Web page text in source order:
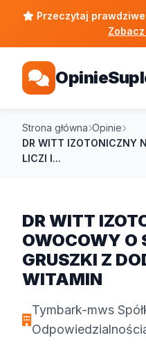
Przeczytaj
Strona główna Opinie
DR WITT IZOTONICZNY
LICZI I...
DR WITT
OWOCOWY O
GRUSZKI Z
WITAMIN
Tymbark-mws